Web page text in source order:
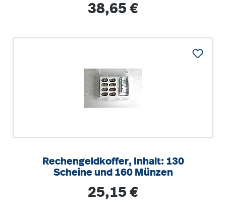
Regulärer Preis:
38,65 €
Rechengeldkoffer, Inhalt: 130
Scheine und 160 Münzen
Regulärer Preis:
25,15 €